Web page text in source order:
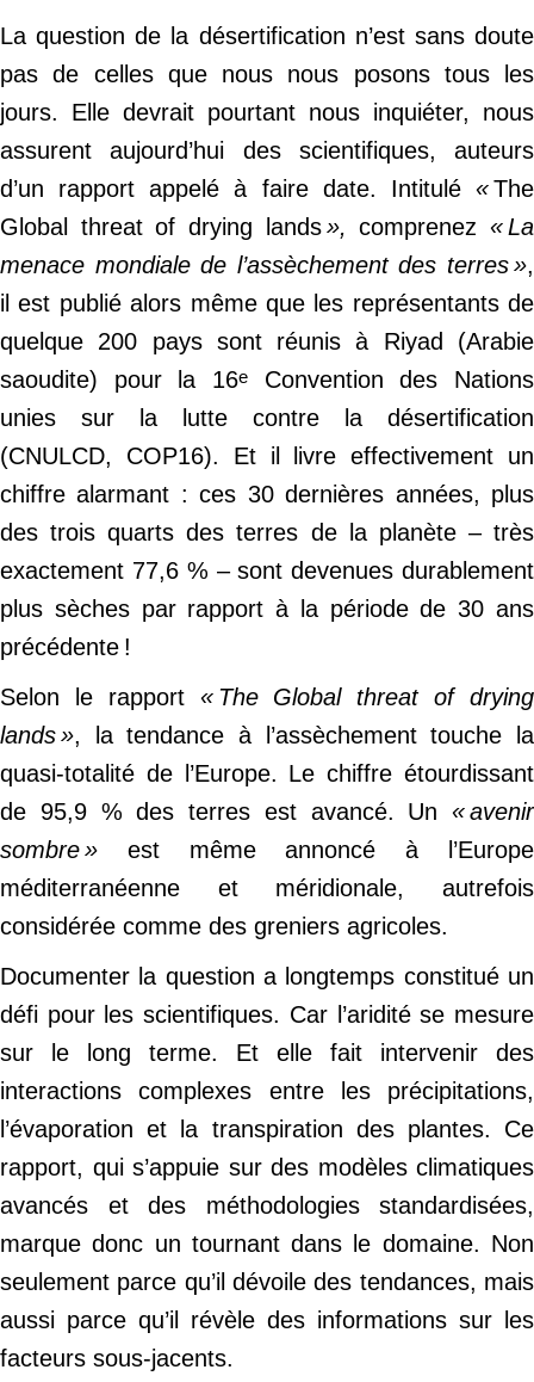
La question de la désertification n’est sans doute
pas de celles que nous nous posons tous les
jours. Elle devrait pourtant nous inquiéter, nous
assurent aujourd’hui des scientifiques, auteurs
d’un rapport appelé à faire date. Intitulé «The
Global threat of drying lands», comprenez« La
menace mondiale de l’assèchement des terres »,
il est publié alors même que les représentants de
quelque 200 pays sont réunis à Riyad (Arabie
saoudite) pour la 16e
Convention des Nations
unies sur la lutte contre la désertification
(CNULCD, COP16). Et il livre effectivement un
chiffre alarmant : ces 30 dernières années, plus
des trois quarts des terres de la planète – très
exactement 77,6 % – sont devenues durablement
plus sèches par rapport à la période de 30 ans
précédente !
Selon le rapport « The Global threat of drying
lands », la tendance à l’assèchement touche la
quasi-totalité de l’Europe. Le chiffre étourdissant
de 95,9 % des terres est avancé. Un « avenir
sombre » est même annoncé à l’Europe
méditerranéenne et méridionale, autrefois
considérée comme des greniers agricoles.
Documenter la question a longtemps constitué un
défi pour les scientifiques. Car l’aridité se mesure
sur le long terme. Et elle fait intervenir des
interactions complexes entre les précipitations,
l’évaporation et la transpiration des plantes. Ce
rapport, qui s’appuie sur des modèles climatiques
avancés et des méthodologies standardisées,
marque donc un tournant dans le domaine. Non
seulement parce qu’il dévoile des tendances, mais
aussi parce qu’il révèle des informations sur les
facteurs sous-jacents.